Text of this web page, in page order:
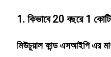
1. কিভাবে 20 বছরে 1 কোটি
মিউচুয়াল ফান্ড এসআইপি এর